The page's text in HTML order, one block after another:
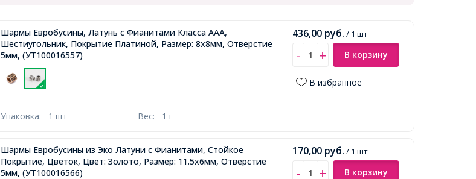
Шармы Евробусины, Латунь с Фианитами Класса ААА,
Шестиугольник, Покрытие Платиной, Размер: 8x8мм, Отверстие
5мм, (УТ100016557)
Упаковка: 1 шт Вес: 1 г
436,00 руб. / 1 шт
В корзину
В избранное
Шармы Евробусины из Эко Латуни с Фианитами, Стойкое
Покрытие, Цветок, Цвет: Золото, Размер: 11.5x6мм, Отверстие
5мм, (УТ100016566)
170,00 руб. / 1 шт
В корзину